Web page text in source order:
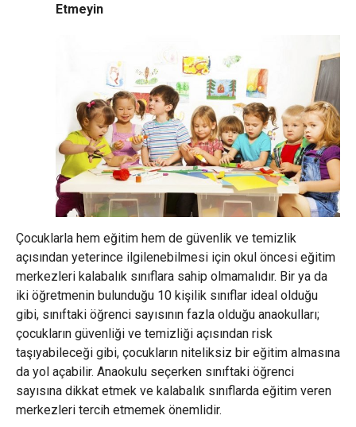
Etmeyin
Çocuklarla hem eğitim hem de güvenlik ve temizlik
açısından yeterince ilgilenebilmesi için okul öncesi eğitim
merkezleri kalabalık sınıflara sahip olmamalıdır. Bir ya da
iki öğretmenin bulunduğu 10 kişilik sınıflar ideal olduğu
gibi, sınıftaki öğrenci sayısının fazla olduğu anaokulları;
çocukların güvenliği ve temizliği açısından risk
taşıyabileceği gibi, çocukların niteliksiz bir eğitim almasına
da yol açabilir. Anaokulu seçerken sınıftaki öğrenci
sayısına dikkat etmek ve kalabalık sınıflarda eğitim veren
merkezleri tercih etmemek önemlidir.